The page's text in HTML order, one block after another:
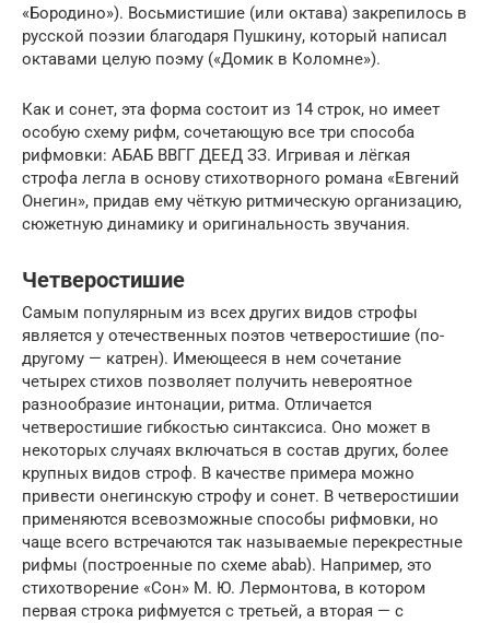
«Бородино»). Восьмистишие (или октава) закрепилось в
русской поэзии благодаря Пушкину, который написал
октавами целую поэму («Домик в Коломне»).
Как и сонет, эта форма состоит из 14 строк, но имеет
особую схему рифм, сочетающую все три способа
рифмовки: АБАБ ВВГГ ДЕЕД ЗЗ. Игривая и лёгкая
строфа легла в основу стихотворного романа «Евгений
Онегин», придав ему чёткую ритмическую организацию,
сюжетную динамику и оригинальность звучания.
Четверостишие
Самым популярным из всех других видов строфы
является у отечественных поэтов четверостишие (по-
другому — катрен). Имеющееся в нем сочетание
четырех стихов позволяет получить невероятное
разнообразие интонации, ритма. Отличается
четверостишие гибкостью синтаксиса. Оно может в
некоторых случаях включаться в состав других, более
крупных видов строф. В качестве примера можно
привести онегинскую строфу и сонет. В четверостишии
применяются всевозможные способы рифмовки, но
чаще всего встречаются так называемые перекрестные
рифмы (построенные по схеме abab). Например, это
стихотворение «Сон» М. Ю. Лермонтова, в котором
первая строка рифмуется с третьей, а вторая — с